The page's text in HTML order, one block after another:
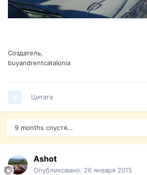
Создатель,
buyandrentcatalonia
Цитата
9 months спустя...
Ashot
Опубликовано: 26 января 2015